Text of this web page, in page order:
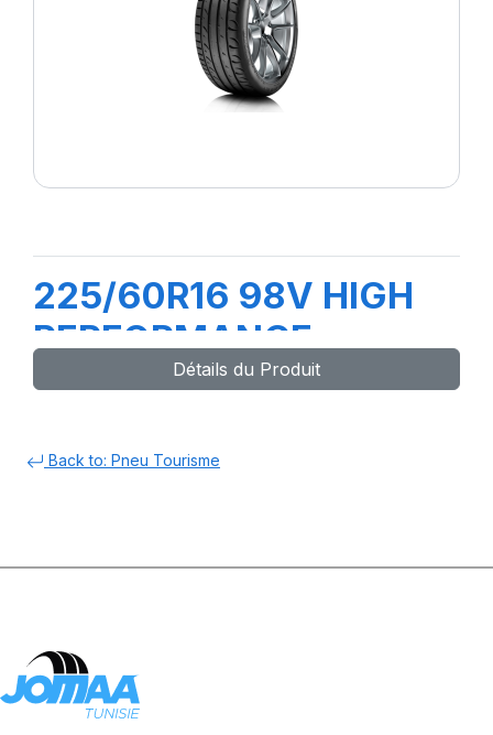
225/60R16 98V HIGH
PERFORMANCE
Détails du Produit
Back to: Pneu Tourisme